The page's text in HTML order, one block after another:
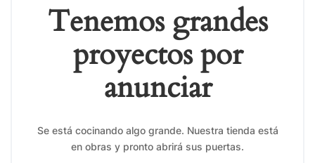
Tenemos grandes
proyectos por
anunciar
Se está cocinando algo grande. Nuestra tienda está
en obras y pronto abrirá sus puertas.